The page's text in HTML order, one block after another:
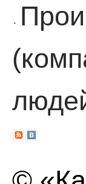
·